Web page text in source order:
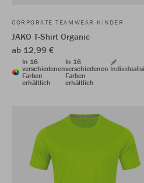
CORPORATE TEAMWEAR KINDER
JAKO T-Shirt Organic
ab 12,99 €
In 16
verschiedenen
Farben
erhältlich
In 16
verschiedenen
Farben
erhältlich